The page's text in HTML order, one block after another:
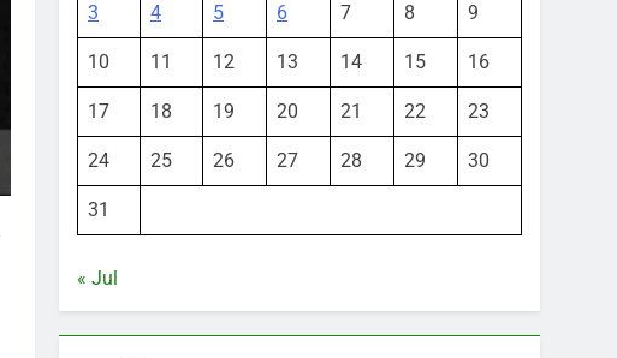
3 4 5 6 7 8 9
10 11 12 13 14 15 16
17 18 19 20 21 22 23
24 25 26 27 28 29 30
31
« Jul